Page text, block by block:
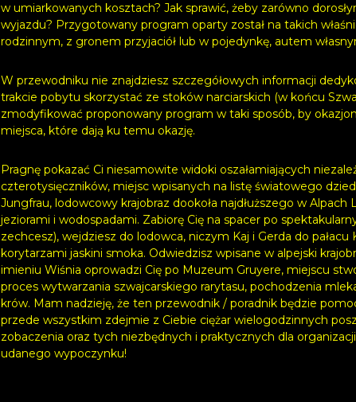
w umiarkowanych kosztach? Jak sprawić, żeby zarówno
wyjazdu? Przygotowany program oparty został na takich
rodzinnym, z gronem przyjaciół lub w pojedynkę, autem
W przewodniku nie znajdziesz szczegółowych informacji
trakcie pobytu skorzystać ze stoków narciarskich (w końcu
zmodyfikować proponowany program w taki sposób, by
miejsca, które dają ku temu okazję.
Pragnę pokazać Ci niesamowite widoki oszałamiających
czterotysięczników, miejsc wpisanych na listę światowego
Jungfrau, lodowcowy krajobraz dookoła najdłuższego w
jeziorami i wodospadami. Zabiorę Cię na spacer po
zechcesz), wejdziesz do lodowca, niczym Kaj i Gerda do
korytarzami jaskini smoka. Odwiedzisz wpisane w alpejski
imieniu Wiśnia oprowadzi Cię po Muzeum Gruyere, miejscu
proces wytwarzania szwajcarskiego rarytasu, pochodzenia
krów. Mam nadzieję, że ten przewodnik / poradnik będzie
przede wszystkim zdejmie z Ciebie ciężar wielogodzinnych
zobaczenia oraz tych niezbędnych i praktycznych dla
udanego wypoczynku!